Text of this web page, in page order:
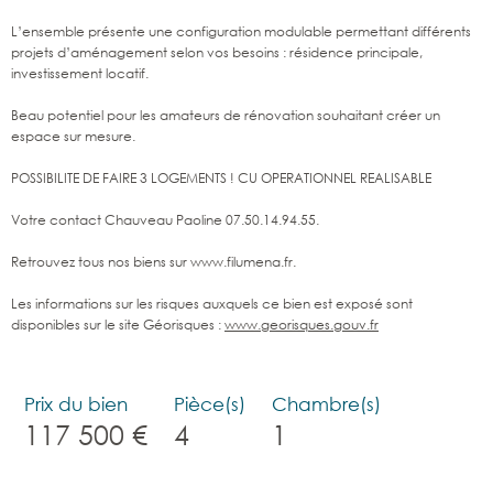
L’ensemble présente une configuration modulable permettant différents
projets d’aménagement selon vos besoins : résidence principale,
investissement locatif.
Beau potentiel pour les amateurs de rénovation souhaitant créer un
espace sur mesure.
POSSIBILITE DE FAIRE 3 LOGEMENTS ! CU OPERATIONNEL REALISABLE
Votre contact Chauveau Paoline 07.50.14.94.55.
Retrouvez tous nos biens sur www.filumena.fr.
Les informations sur les risques auxquels ce bien est exposé sont
disponibles sur le site Géorisques :www.georisques.gouv.fr
Prix du bien
117 500 €
Pièce(s)
4
Chambre(s)
1